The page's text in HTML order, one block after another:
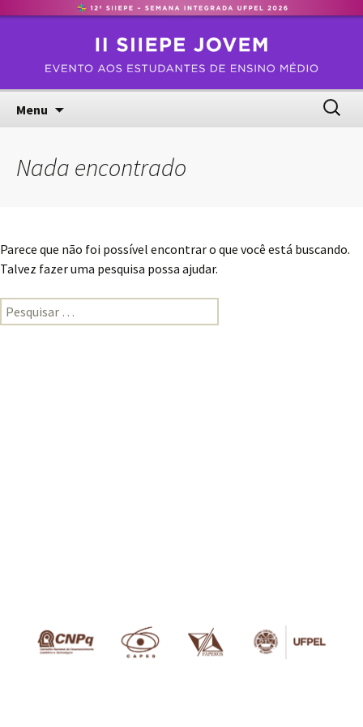
conteúdo
SIIEPE JOVEM
Universidade Federal de Pelotas
Menu
por:
Nada encontrado
Parece que não foi possível encontrar o que você está buscando.
Talvez fazer uma pesquisa possa ajudar.
Pesquisar
por: